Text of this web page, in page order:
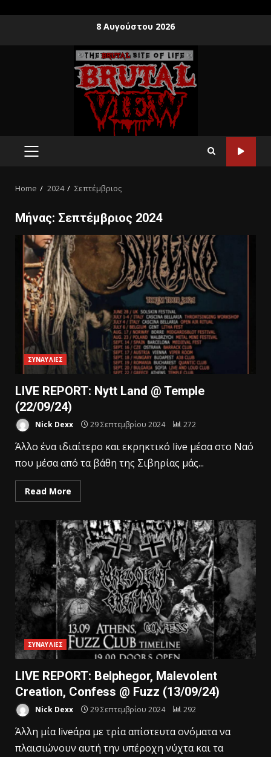
8 Αυγούστου 2026
Home 2024 Σεπτέμβριος
Μήνας: Σεπτέμβριος 2024
ΣΥΝΑΥΛΙΕΣ
LIVE REPORT: Nytt Land @ Temple
(22/09/24)
Nick Dexx 29 Σεπτεμβρίου 2024 272
Άλλο ένα ιδιαίτερο και εκρηκτικό live μέσα στο Ναό
που μέσα από τα βάθη της Σιβηρίας μάς...
Read More
ΣΥΝΑΥΛΙΕΣ
LIVE REPORT: Belphegor, Malevolent
Creation, Confess @ Fuzz (13/09/24)
Nick Dexx 29 Σεπτεμβρίου 2024 292
Άλλη μία liveάρα με τρία απίστευτα ονόματα να
πλαισιώνουν αυτή την υπέροχη νύχτα και τα